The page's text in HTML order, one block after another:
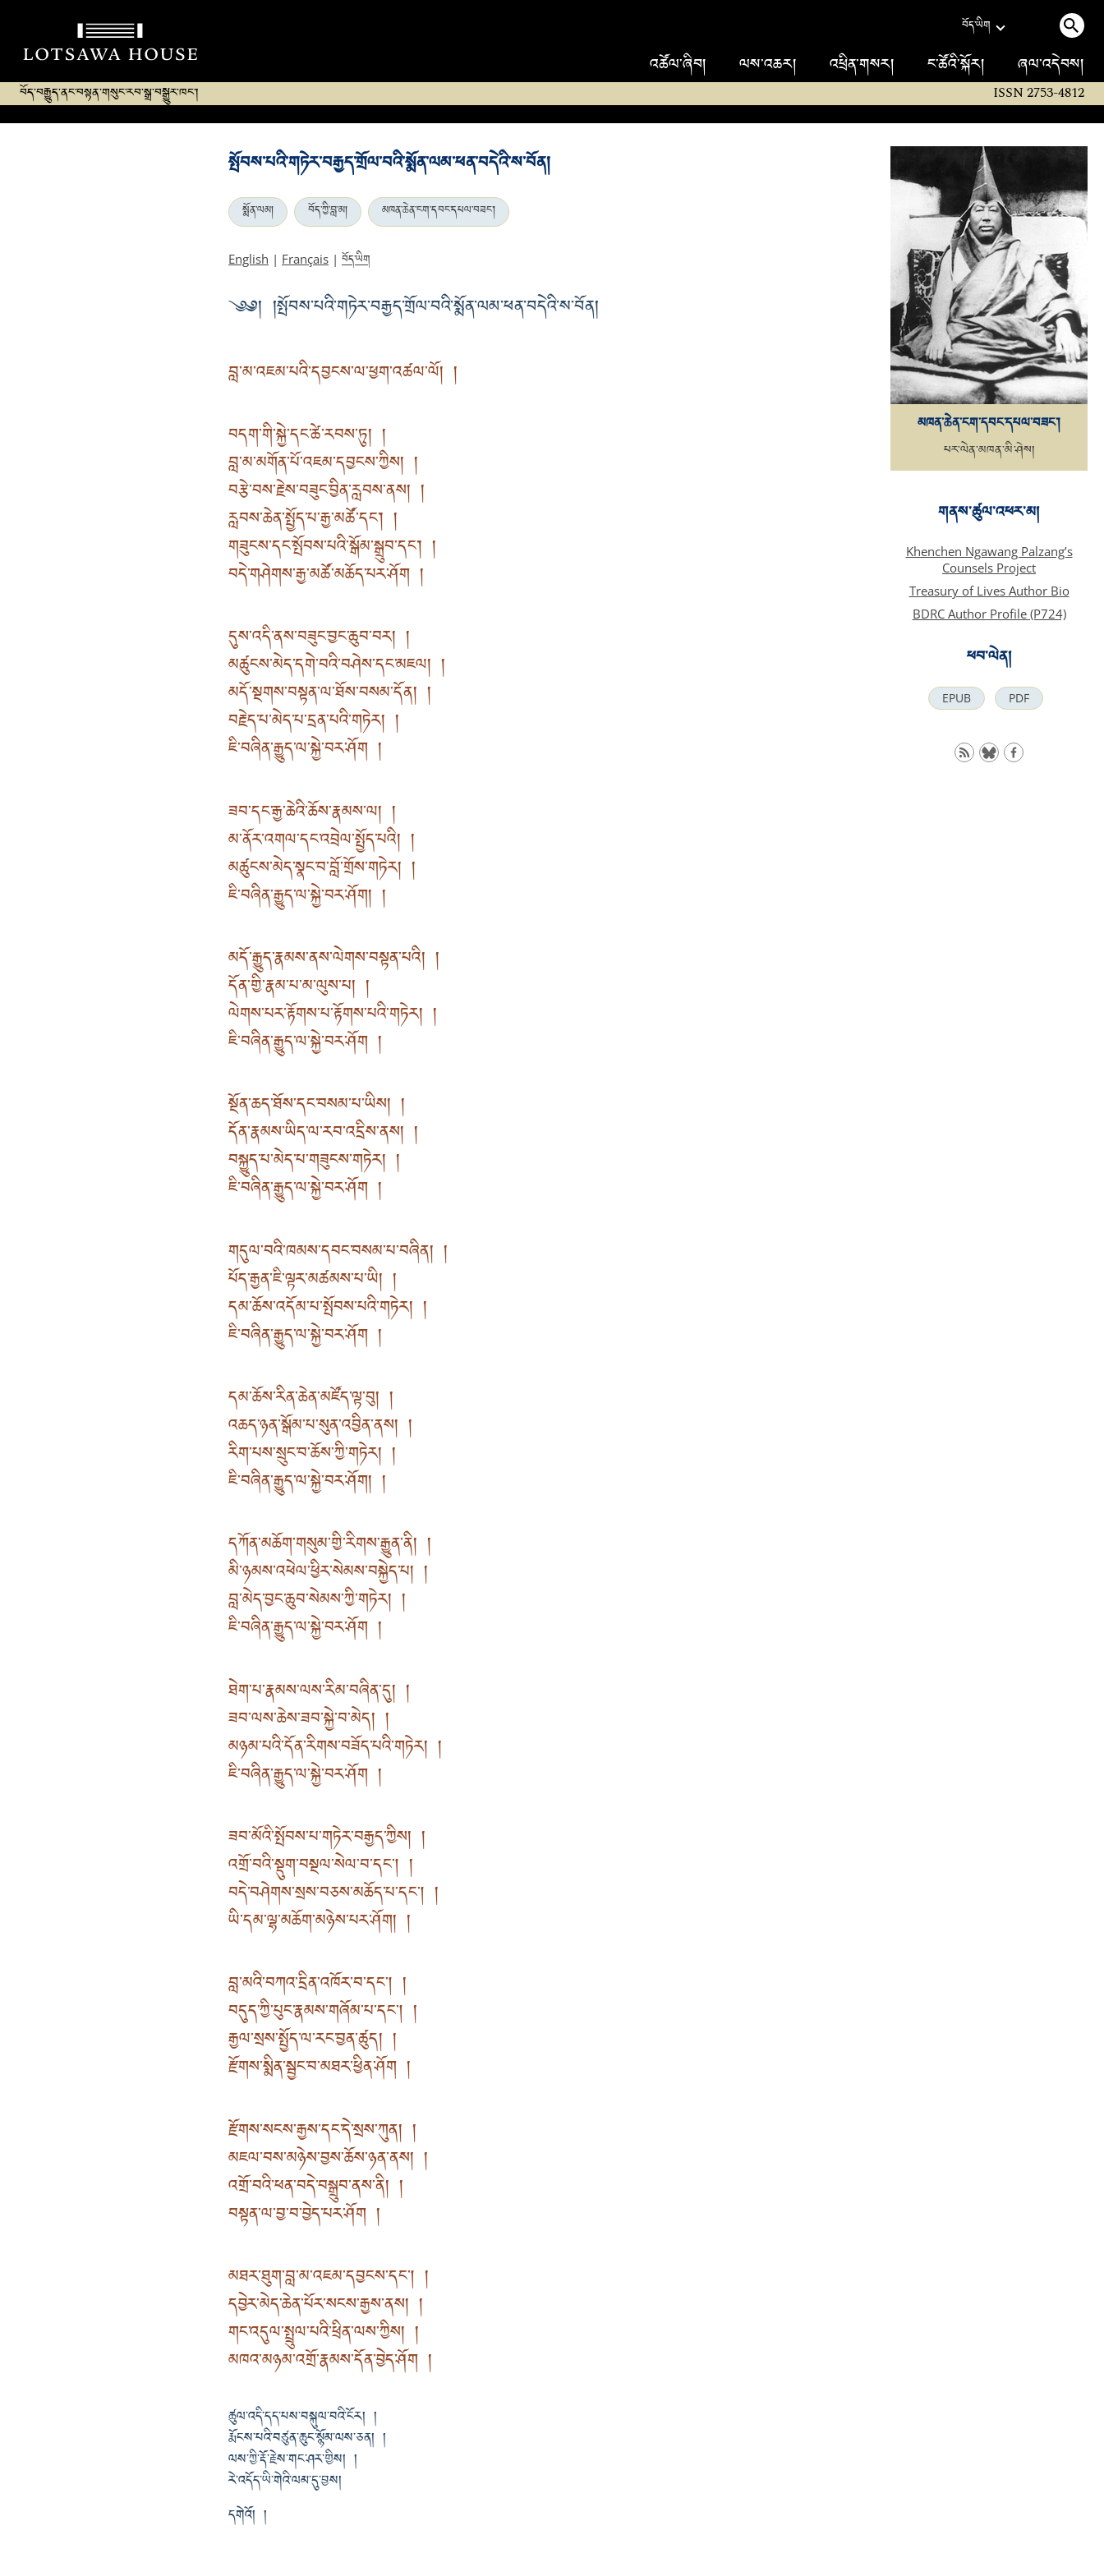
བོད་ཡིག
འཚོལ་ཞིབ། ལས་འཆར། འཕྲིན་གསར། ང་ཚོའི་སྐོར། ཞལ་འདེབས།
བོད་བརྒྱུད་ནང་བསྟན་གསུང་རབ་སྒྲ་བསྒྱུར་ཁང་། ISSN 2753-4812
སྤོབས་པའི་གཏེར་བརྒྱད་གྲོལ་བའི་སྨོན་ལམ་ཕན་བདེའི་ས་བོན།
སྨོན་ལམ། བོད་ཀྱི་བླ་མ། མཁན་ཆེན་ངག་དབང་དཔལ་བཟང་།
English | Français | བོད་ཡིག
༄༅། །སྤོབས་པའི་གཏེར་བརྒྱད་གྲོལ་བའི་སྨོན་ལམ་ཕན་བདེའི་ས་བོན།
བླ་མ་འཇམ་པའི་དབྱངས་ལ་ཕྱག་འཚལ་ལོ། །
བདག་གི་སྐྱེ་དང་ཚེ་རབས་ཏུ། །
བླ་མ་མགོན་པོ་འཇམ་དབྱངས་ཀྱིས། །
བརྩེ་བས་རྗེས་བཟུང་བྱིན་རླབས་ནས། །
རླབས་ཆེན་སྤྱོད་པ་རྒྱ་མཚོ་དང་། །
གཟུངས་དང་སྤོབས་པའི་སྒོམ་སྒྲུབ་དང་། །
བདེ་གཤེགས་རྒྱ་མཚོ་མཆོད་པར་ཤོག །
དུས་འདི་ནས་བཟུང་བྱང་ཆུབ་བར། །
མཚུངས་མེད་དགེ་བའི་བཤེས་དང་མཇལ། །
མདོ་སྔགས་བསྟན་ལ་ཐོས་བསམ་དོན། །
བརྗེད་པ་མེད་པ་དྲན་པའི་གཏེར། །
ཇི་བཞིན་རྒྱུད་ལ་སྐྱེ་བར་ཤོག །
ཟབ་དང་རྒྱ་ཆེའི་ཆོས་རྣམས་ལ། །
མ་ནོར་འགལ་དང་འབྲེལ་སྤྱོད་པའི། །
མཚུངས་མེད་སྣང་བ་བློ་གྲོས་གཏེར། །
ཇི་བཞིན་རྒྱུད་ལ་སྐྱེ་བར་ཤོག། །
མདོ་རྒྱུད་རྣམས་ནས་ལེགས་བསྟན་པའི། །
དོན་གྱི་རྣམ་པ་མ་ལུས་པ། །
ལེགས་པར་རྟོགས་པ་རྟོགས་པའི་གཏེར། །
ཇི་བཞིན་རྒྱུད་ལ་སྐྱེ་བར་ཤོག །
སྔོན་ཆད་ཐོས་དང་བསམ་པ་ཡིས། །
དོན་རྣམས་ཡིད་ལ་རབ་འདྲིས་ནས། །
བསྐྱུད་པ་མེད་པ་གཟུངས་གཏེར། །
ཇི་བཞིན་རྒྱུད་ལ་སྐྱེ་བར་ཤོག །
གདུལ་བའི་ཁམས་དབང་བསམ་པ་བཞིན། །
པོད་རྒྱན་ཇི་ལྟར་མཚམས་པ་ཡི། །
དམ་ཆོས་འདོམ་པ་སྤོབས་པའི་གཏེར། །
ཇི་བཞིན་རྒྱུད་ལ་སྐྱེ་བར་ཤོག །
དམ་ཆོས་རིན་ཆེན་མཛོད་ལྟ་བུ། །
འཆད་ཉན་སྒོམ་པ་སུན་འབྱིན་ནས། །
རིག་པས་སྲུང་བ་ཆོས་ཀྱི་གཏེར། །
ཇི་བཞིན་རྒྱུད་ལ་སྐྱེ་བར་ཤོག། །
དཀོན་མཆོག་གསུམ་གྱི་རིགས་རྒྱུན་ནི། །
མི་ཉམས་འཕེལ་ཕྱིར་སེམས་བསྐྱེད་པ། །
བླ་མེད་བྱང་ཆུབ་སེམས་ཀྱི་གཏེར། །
ཇི་བཞིན་རྒྱུད་ལ་སྐྱེ་བར་ཤོག །
ཐེག་པ་རྣམས་ལས་རིམ་བཞིན་དུ། །
ཟབ་ལས་ཆེས་ཟབ་སྐྱེ་བ་མེད། །
མཉམ་པའི་དོན་རིགས་བཟོད་པའི་གཏེར། །
ཇི་བཞིན་རྒྱུད་ལ་སྐྱེ་བར་ཤོག །
ཟབ་མོའི་སྤོབས་པ་གཏེར་བརྒྱད་ཀྱིས། །
འགྲོ་བའི་སྡུག་བསྔལ་སེལ་བ་དང། །
བདེ་བཤེགས་སྲས་བཅས་མཆོད་པ་དང། །
ཡི་དམ་ལྷ་མཆོག་མཉེས་པར་ཤོག། །
བླ་མའི་བཀའ་དྲིན་འཁོར་བ་དང། །
བདུད་ཀྱི་པུང་རྣམས་གཞོམ་པ་དང། །
རྒྱལ་སྲས་སྤྱོད་ལ་རང་བྱན་ཚུད། །
རྫོགས་སྨིན་སྦྱང་བ་མཐར་ཕྱིན་ཤོག །
རྫོགས་སངས་རྒྱས་དང་དེ་སྲས་ཀུན། །
མཇལ་བས་མཉེས་བྱས་ཆོས་ཉན་ནས། །
འགྲོ་བའི་ཕན་བདེ་བསྒྲུབ་ནས་ནི། །
བསྟན་ལ་བྱ་བ་བྱེད་པར་ཤོག །
མཐར་ཐུག་བླ་མ་འཇམ་དབྱངས་དང། །
དབྱེར་མེད་ཆེན་པོར་སངས་རྒྱས་ནས། །
གང་འདུལ་སྤྲུལ་པའི་ཕྲིན་ལས་ཀྱིས། །
མཁའ་མཉམ་འགྲོ་རྣམས་དོན་བྱེད་ཤོག །
ཚུལ་འདི་དད་པས་བསྐུལ་བའི་ངོར། །
རྨོངས་པའི་བཙུན་ཆུང་སྙོམ་ལས་ཅན། །
ལས་ཀྱི་རྡོ་རྗེས་གང་ཤར་གྱིས། །
རེ་འདོད་ཡི་གེའི་ལམ་དུ་བྱས།
དགེའོ། །
མཁན་ཆེན་ངག་དབང་དཔལ་བཟང་།
པར་ལེན་མཁན་མི་ཤེས།
གནས་ཚུལ་འཕར་མ།
Khenchen Ngawang Palzang’s
Counsels Project
Treasury of Lives Author Bio
BDRC Author Profile (P724)
ཕབ་ལེན།
EPUB PDF